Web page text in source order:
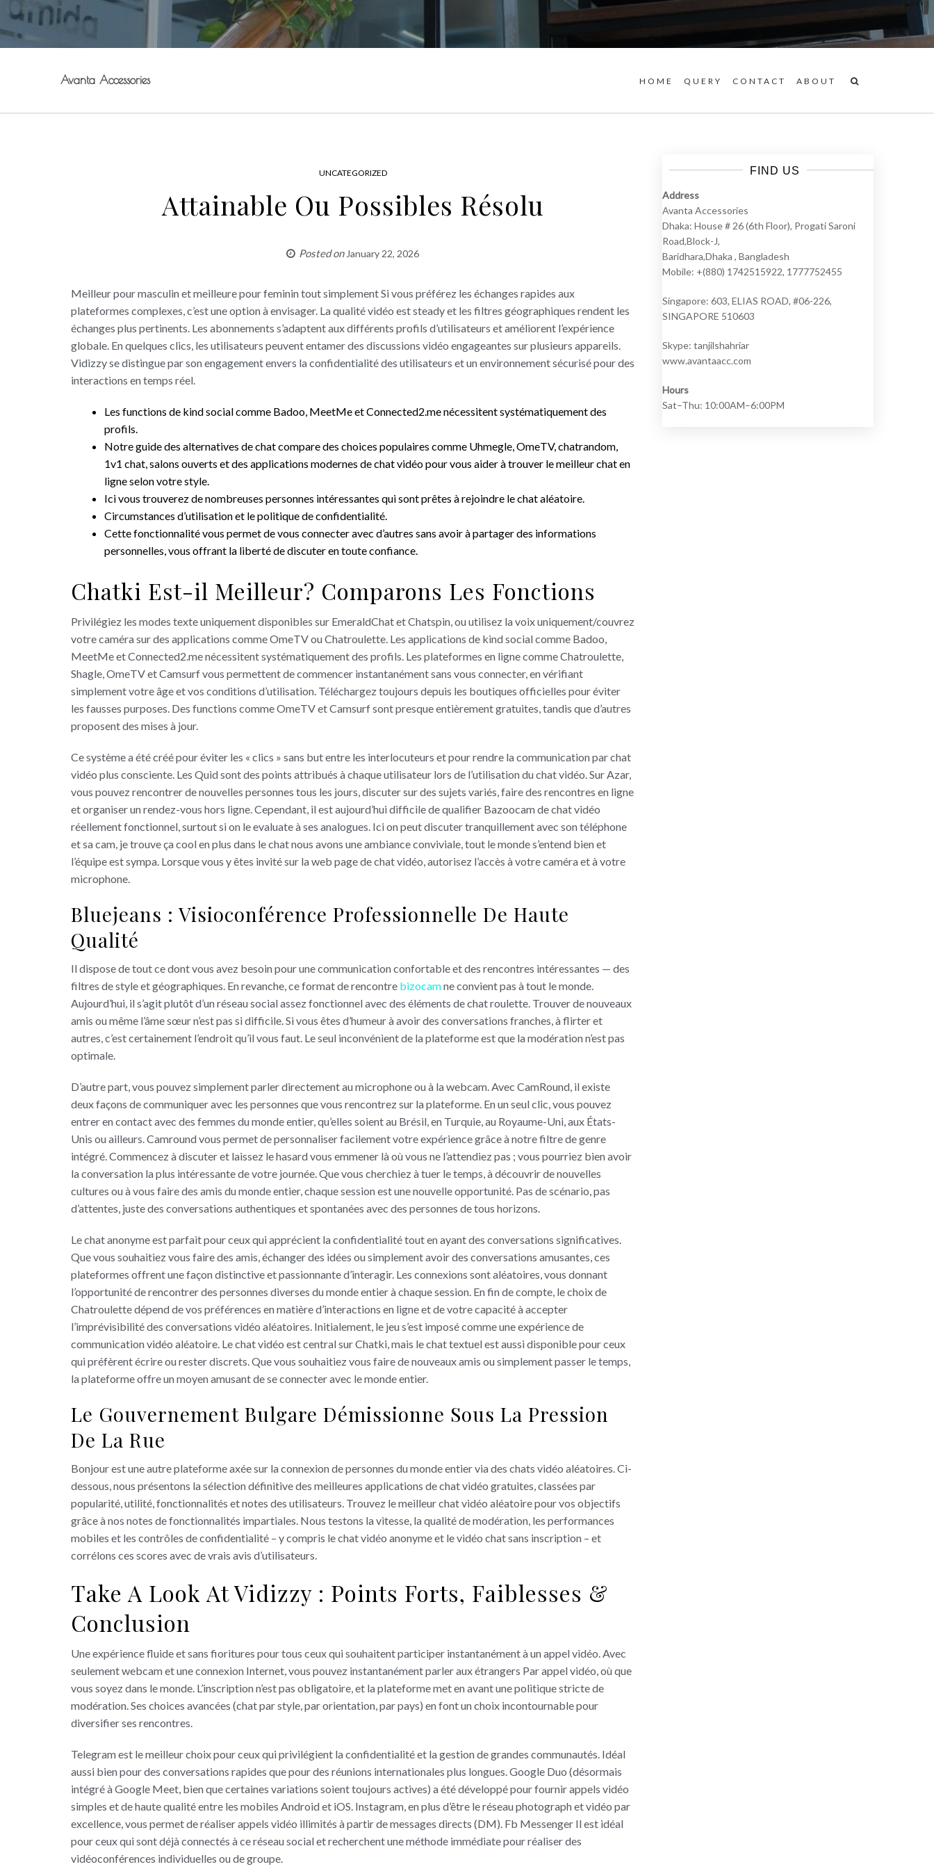
Avanta Accessories HOME QUERY CONTACT ABOUT
UNCATEGORIZED
Attainable Ou Possibles Résolu
Posted on January 22, 2026
Meilleur pour masculin et meilleure pour feminin tout simplement Si vous préférez les échanges rapides aux
plateformes complexes, c’est une option à envisager. La qualité vidéo est steady et les filtres géographiques rendent les
échanges plus pertinents. Les abonnements s’adaptent aux différents profils d’utilisateurs et améliorent l’expérience
globale. En quelques clics, les utilisateurs peuvent entamer des discussions vidéo engageantes sur plusieurs appareils.
Vidizzy se distingue par son engagement envers la confidentialité des utilisateurs et un environnement sécurisé pour des
interactions en temps réel.
Les functions de kind social comme Badoo, MeetMe et Connected2.me nécessitent systématiquement des
profils.
Notre guide des alternatives de chat compare des choices populaires comme Uhmegle, OmeTV, chatrandom,
1v1 chat, salons ouverts et des applications modernes de chat vidéo pour vous aider à trouver le meilleur chat en
ligne selon votre style.
Ici vous trouverez de nombreuses personnes intéressantes qui sont prêtes à rejoindre le chat aléatoire.
Circumstances d’utilisation et le politique de confidentialité.
Cette fonctionnalité vous permet de vous connecter avec d’autres sans avoir à partager des informations
personnelles, vous offrant la liberté de discuter en toute confiance.
Chatki Est-il Meilleur? Comparons Les Fonctions
Privilégiez les modes texte uniquement disponibles sur EmeraldChat et Chatspin, ou utilisez la voix uniquement/couvrez
votre caméra sur des applications comme OmeTV ou Chatroulette. Les applications de kind social comme Badoo,
MeetMe et Connected2.me nécessitent systématiquement des profils. Les plateformes en ligne comme Chatroulette,
Shagle, OmeTV et Camsurf vous permettent de commencer instantanément sans vous connecter, en vérifiant
simplement votre âge et vos conditions d’utilisation. Téléchargez toujours depuis les boutiques officielles pour éviter
les fausses purposes. Des functions comme OmeTV et Camsurf sont presque entièrement gratuites, tandis que d’autres
proposent des mises à jour.
Ce système a été créé pour éviter les « clics » sans but entre les interlocuteurs et pour rendre la communication par chat
vidéo plus consciente. Les Quid sont des points attribués à chaque utilisateur lors de l’utilisation du chat vidéo. Sur Azar,
vous pouvez rencontrer de nouvelles personnes tous les jours, discuter sur des sujets variés, faire des rencontres en ligne
et organiser un rendez-vous hors ligne. Cependant, il est aujourd’hui difficile de qualifier Bazoocam de chat vidéo
réellement fonctionnel, surtout si on le evaluate à ses analogues. Ici on peut discuter tranquillement avec son téléphone
et sa cam, je trouve ça cool en plus dans le chat nous avons une ambiance conviviale, tout le monde s’entend bien et
l’équipe est sympa. Lorsque vous y êtes invité sur la web page de chat vidéo, autorisez l’accès à votre caméra et à votre
microphone.
Bluejeans : Visioconférence Professionnelle De Haute
Qualité
Il dispose de tout ce dont vous avez besoin pour une communication confortable et des rencontres intéressantes — des
filtres de style et géographiques. En revanche, ce format de rencontre bizocamne convient pas à tout le monde.
Aujourd’hui, il s’agit plutôt d’un réseau social assez fonctionnel avec des éléments de chat roulette. Trouver de nouveaux
amis ou même l’âme sœur n’est pas si difficile. Si vous êtes d’humeur à avoir des conversations franches, à flirter et
autres, c’est certainement l’endroit qu’il vous faut. Le seul inconvénient de la plateforme est que la modération n’est pas
optimale.
D’autre part, vous pouvez simplement parler directement au microphone ou à la webcam. Avec CamRound, il existe
deux façons de communiquer avec les personnes que vous rencontrez sur la plateforme. En un seul clic, vous pouvez
entrer en contact avec des femmes du monde entier, qu’elles soient au Brésil, en Turquie, au Royaume-Uni, aux États-
Unis ou ailleurs. Camround vous permet de personnaliser facilement votre expérience grâce à notre filtre de genre
intégré. Commencez à discuter et laissez le hasard vous emmener là où vous ne l’attendiez pas ; vous pourriez bien avoir
la conversation la plus intéressante de votre journée. Que vous cherchiez à tuer le temps, à découvrir de nouvelles
cultures ou à vous faire des amis du monde entier, chaque session est une nouvelle opportunité. Pas de scénario, pas
d’attentes, juste des conversations authentiques et spontanées avec des personnes de tous horizons.
Le chat anonyme est parfait pour ceux qui apprécient la confidentialité tout en ayant des conversations significatives.
Que vous souhaitiez vous faire des amis, échanger des idées ou simplement avoir des conversations amusantes, ces
plateformes offrent une façon distinctive et passionnante d’interagir. Les connexions sont aléatoires, vous donnant
l’opportunité de rencontrer des personnes diverses du monde entier à chaque session. En fin de compte, le choix de
Chatroulette dépend de vos préférences en matière d’interactions en ligne et de votre capacité à accepter
l’imprévisibilité des conversations vidéo aléatoires. Initialement, le jeu s’est imposé comme une expérience de
communication vidéo aléatoire. Le chat vidéo est central sur Chatki, mais le chat textuel est aussi disponible pour ceux
qui préfèrent écrire ou rester discrets. Que vous souhaitiez vous faire de nouveaux amis ou simplement passer le temps,
la plateforme offre un moyen amusant de se connecter avec le monde entier.
Le Gouvernement Bulgare Démissionne Sous La Pression
De La Rue
Bonjour est une autre plateforme axée sur la connexion de personnes du monde entier via des chats vidéo aléatoires. Ci-
dessous, nous présentons la sélection définitive des meilleures applications de chat vidéo gratuites, classées par
popularité, utilité, fonctionnalités et notes des utilisateurs. Trouvez le meilleur chat vidéo aléatoire pour vos objectifs
grâce à nos notes de fonctionnalités impartiales. Nous testons la vitesse, la qualité de modération, les performances
mobiles et les contrôles de confidentialité – y compris le chat vidéo anonyme et le vidéo chat sans inscription – et
corrélons ces scores avec de vrais avis d’utilisateurs.
Take A Look At Vidizzy : Points Forts, Faiblesses &
Conclusion
Une expérience fluide et sans fioritures pour tous ceux qui souhaitent participer instantanément à un appel vidéo. Avec
seulement webcam et une connexion Internet, vous pouvez instantanément parler aux étrangers Par appel vidéo, où que
vous soyez dans le monde. L’inscription n’est pas obligatoire, et la plateforme met en avant une politique stricte de
modération. Ses choices avancées (chat par style, par orientation, par pays) en font un choix incontournable pour
diversifier ses rencontres.
Telegram est le meilleur choix pour ceux qui privilégient la confidentialité et la gestion de grandes communautés. Idéal
aussi bien pour des conversations rapides que pour des réunions internationales plus longues. Google Duo (désormais
intégré à Google Meet, bien que certaines variations soient toujours actives) a été développé pour fournir appels vidéo
simples et de haute qualité entre les mobiles Android et iOS. Instagram, en plus d’être le réseau photograph et vidéo par
excellence, vous permet de réaliser appels vidéo illimités à partir de messages directs (DM). Fb Messenger Il est idéal
pour ceux qui sont déjà connectés à ce réseau social et recherchent une méthode immédiate pour réaliser des
vidéoconférences individuelles ou de groupe.
FIND US
Address
Avanta Accessories
Dhaka: House # 26 (6th Floor), Progati Saroni
Road,Block-J,
Baridhara,Dhaka , Bangladesh
Mobile: +(880) 1742515922, 1777752455
Singapore: 603, ELIAS ROAD, #06-226,
SINGAPORE 510603
Skype: tanjilshahriar
www.avantaacc.com
Hours
Sat–Thu: 10:00AM–6:00PM